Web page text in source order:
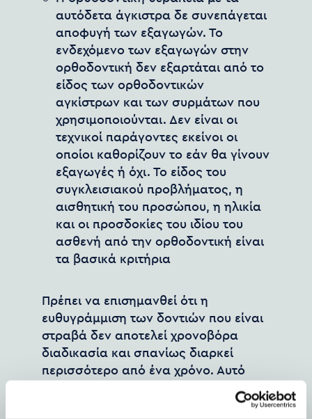
αυτόδετα άγκιστρα δε συνεπάγεται
αποφυγή των εξαγωγών. Το
ενδεχόμενο των εξαγωγών στην
ορθοδοντική δεν εξαρτάται από το
είδος των ορθοδοντικών
αγκίστρων και των συρμάτων που
χρησιμοποιούνται. Δεν είναι οι
τεχνικοί παράγοντες εκείνοι οι
οποίοι καθορίζουν το εάν θα γίνουν
εξαγωγές ή όχι. Το είδος του
συγκλεισιακού προβλήματος, η
αισθητική του προσώπου, η ηλικία
και οι προσδοκίες του ιδίου του
ασθενή από την ορθοδοντική είναι
τα βασικά κριτήρια
Πρέπει να επισημανθεί ότι η
ευθυγράμμιση των δοντιών που είναι
στραβά δεν αποτελεί χρονοβόρα
διαδικασία και σπανίως διαρκεί
περισσότερο από ένα χρόνο. Αυτό
που ενδέχεται να είναι πιο χρονοβόρο
είναι η επίτευξη μιας λειτουργικά